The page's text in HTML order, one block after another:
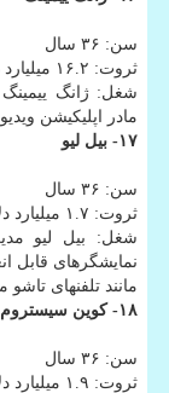
سن: ۳۶ سال
ثروت: ۱۶.۲ میلیارد دلار
شغل: ژانگ
مادر اپلیکیشن
۱۷- بیل لیو
سن: ۳۶ سال
ثروت: ۱.۷ میلیارد دلار
شغل: بیل لیو
نمایشگرهای قابل
مانند تلفنهای
۱۸- کوین سیستروم
سن: ۳۶ سال
ثروت: ۱.۹ میلیارد دلار